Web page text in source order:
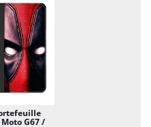
G67 /